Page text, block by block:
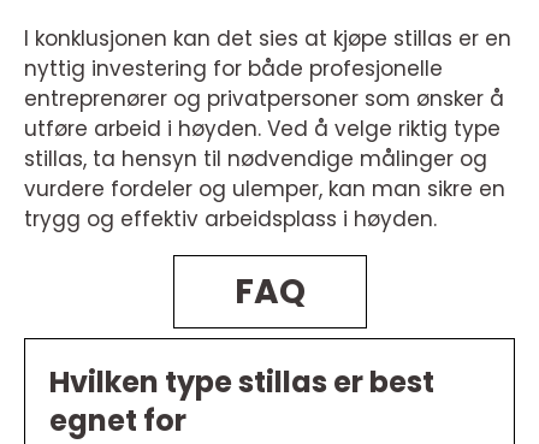
I konklusjonen kan det sies at kjøpe stillas er en
nyttig investering for både profesjonelle
entreprenører og privatpersoner som ønsker å
utføre arbeid i høyden. Ved å velge riktig type
stillas, ta hensyn til nødvendige målinger og
vurdere fordeler og ulemper, kan man sikre en
trygg og effektiv arbeidsplass i høyden.
FAQ
Hvilken type stillas er best
egnet for